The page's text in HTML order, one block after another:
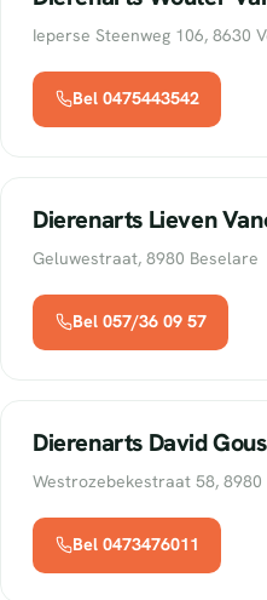
Ieperse Steenweg 106, 8630
Bel 0475443542
Dierenarts Lieven
Geluwestraat, 8980 Beselare
Bel 057/36 09 57
Dierenarts David
Westrozebekestraat 58, 8980
Bel 0473476011